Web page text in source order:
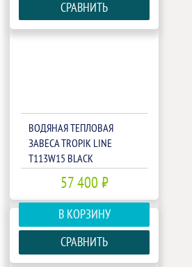
СРАВНИТЬ
ВОДЯНАЯ ТЕПЛОВАЯ
ЗАВЕСА TROPIK LINE
T113W15 BLACK
57 400 ₽
В КОРЗИНУ
СРАВНИТЬ